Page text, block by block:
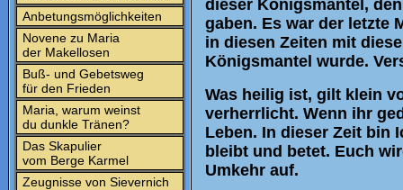
Anbetungsmöglichkeiten
Novene zu Maria
der Makellosen
Buß- und Gebetsweg
für den Frieden
Maria, warum weinst
du dunkle Tränen?
Das Skapulier
vom Berge Karmel
Zeugnisse von Sievernich
dieser Königsmantel,
gaben. Es war der letzte
in diesen Zeiten mit
Königsmantel wurde.
Was heilig ist, gilt klein
verherrlicht. Wenn ihr
Leben. In dieser Zeit bin
bleibt und betet. Euch
Umkehr auf.